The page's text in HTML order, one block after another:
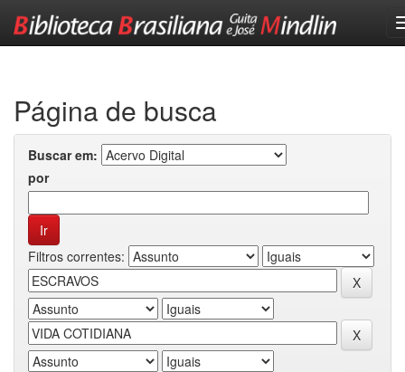
Página de busca
Buscar em:
por
Filtros correntes: